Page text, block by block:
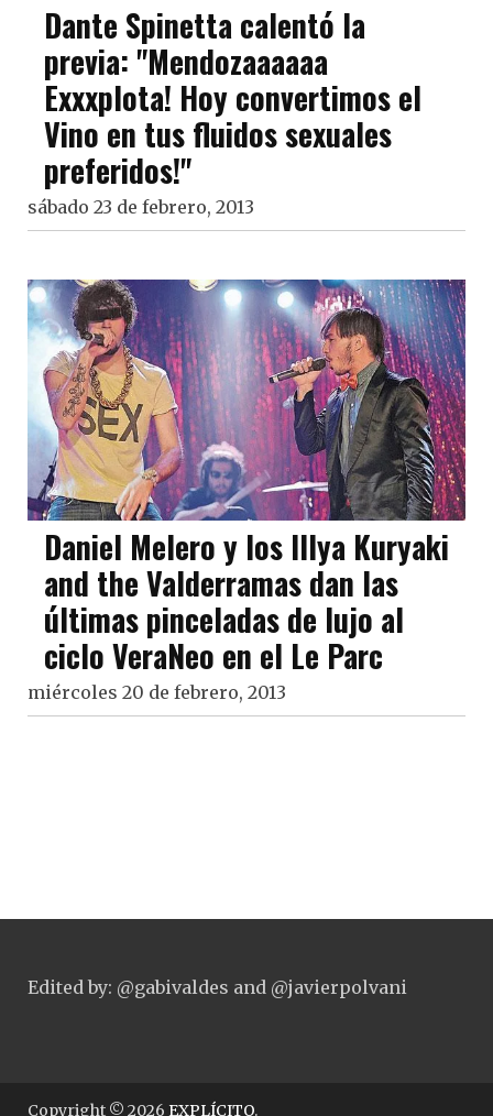
Dante Spinetta calentó la
previa: "Mendozaaaaaa
Exxxplota! Hoy convertimos el
Vino en tus fluidos sexuales
preferidos!"
sábado 23 de febrero, 2013
Daniel Melero y los Illya Kuryaki
and the Valderramas dan las
últimas pinceladas de lujo al
ciclo VeraNeo en el Le Parc
miércoles 20 de febrero, 2013
Edited by: @gabivaldes and @javierpolvani
Copyright © 2026 EXPLÍCITO.